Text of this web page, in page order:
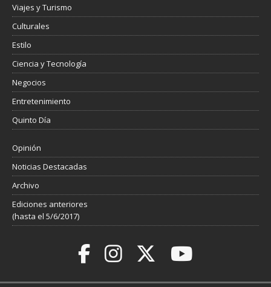
Viajes y Turismo
Culturales
Estilo
Ciencia y Tecnología
Negocios
Entretenimiento
Quinto Día
Opinión
Noticias Destacadas
Archivo
Ediciones anteriores
(hasta el 5/6/2017)